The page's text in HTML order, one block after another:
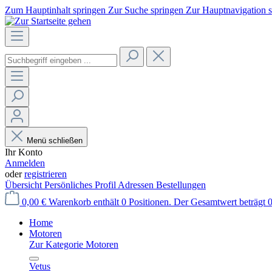
Zum Hauptinhalt springen Zur Suche springen Zur Hauptnavigation
Menü schließen
Ihr Konto
Anmelden
oderregistrieren
Übersicht Persönliches Profil Adressen Bestellungen
0,00 € Warenkorb enthält 0 Positionen. Der Gesamtwert beträgt
Home
Motoren
Zur Kategorie Motoren
Vetus